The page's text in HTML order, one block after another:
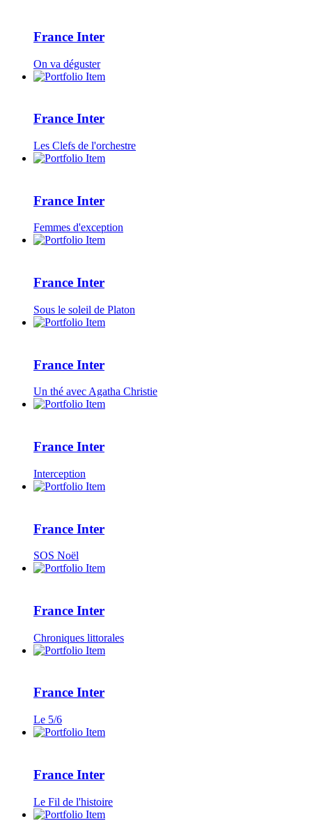
France Inter
On va déguster
France Inter
Les Clefs de l'orchestre
France Inter
Femmes d'exception
France Inter
Sous le soleil de Platon
France Inter
Un thé avec Agatha Christie
France Inter
Interception
France Inter
SOS Noël
France Inter
Chroniques littorales
France Inter
Le 5/6
France Inter
Le Fil de l'histoire